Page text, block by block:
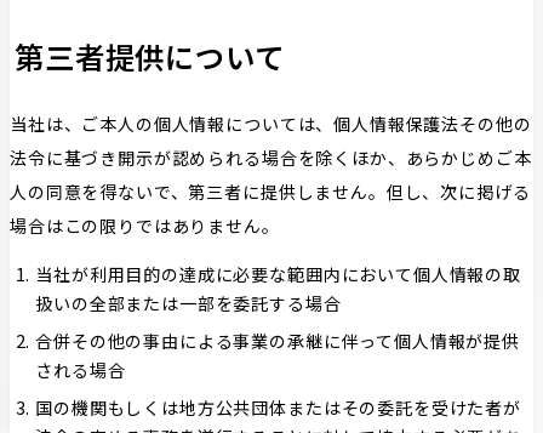
第三者提供について
当社は、ご本人の個人情報については、個人情報保護法その他の
法令に基づき開示が認められる場合を除くほか、あらかじめご本
人の同意を得ないで、第三者に提供しません。但し、次に掲げる
場合はこの限りではありません。
当社が利用目的の達成に必要な範囲内において個人情報の取
扱いの全部または一部を委託する場合
合併その他の事由による事業の承継に伴って個人情報が提供
される場合
国の機関もしくは地方公共団体またはその委託を受けた者が